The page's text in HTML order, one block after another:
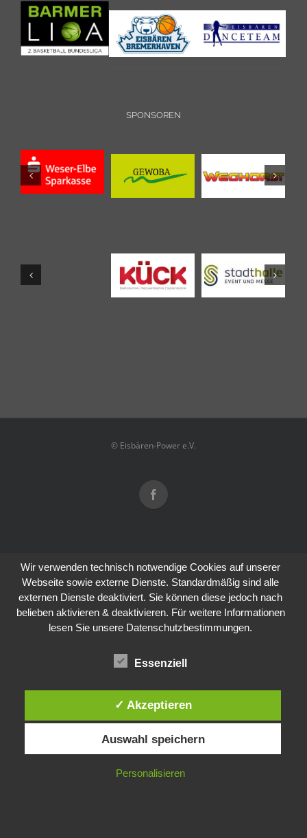
SPONSOREN
© Eisbären-Power e.V.
Wir verwenden technisch notwendige Cookies auf unserer
Webseite sowie externe Dienste. Standardmäßig sind alle
externen Dienste deaktiviert. Sie können diese jedoch nach
belieben aktivieren & deaktivieren. Für weitere Informationen
lesen Sie unsere Datenschutzbestimmungen.
Essenziell
✓ Akzeptieren
Auswahl speichern
Personalisieren